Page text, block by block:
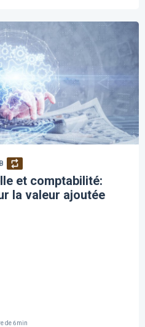
et comptabilité:
la valeur ajoutée
de 6min